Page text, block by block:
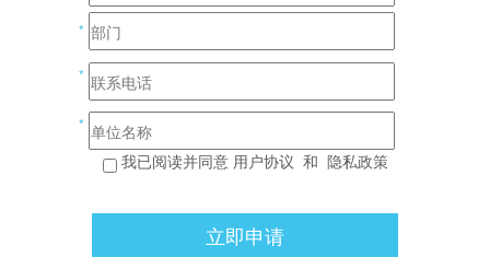
*
*
*
我已阅读并同意 用户协议 和 隐私政策
立即申请